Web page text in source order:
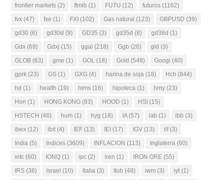
frontier markets (2) ftmib (1) FUTU (12) futuros (1162)
fvx (47) fxe (1) FXI (102) Gas natural (123) GBPUSD (39)
gd30 (6) gd30d (9) GD35 (3) gd35d (8) gd38d (1)
Gdx (69) Gdxj (15) ggal (218) Ggb (26) gld (3)
GLOB (63) gme (1) GOL (18) Gold (548) Googl (40)
gprk (23) GS (1) GXG (4) harina de soja (18) Hch (844)
hd (1) health (19) hims (16) hipoteca (1) hmy (23)
Hon (1) HONG KONG (83) HOOD (1) HSI (15)
HSTECH (46) hum (1) hyg (18) IA(57) iab (1) ibb (3)
ibex (12) ibit (4) IEF (13) IEI (17) IGV (13) ilf(3)
India (5) Indices (3609) INFLACION (113) Inglaterra (60)
intc (60) IONQ (1) ipc (2) iren (1) IRON ORE (55)
IRS (38) Israel (10) Italia (3) Itub (48) iwm (3) iyt (1)